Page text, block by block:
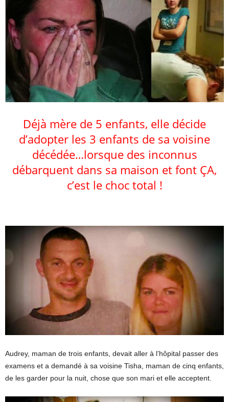
Déjà mère de 5 enfants, elle décide
d’adopter les 3 enfants de sa voisine
décédée…lorsque des inconnus
débarquent dans sa maison et font ÇA,
c’est le choc total !
Audrey, maman de trois enfants, devait aller à l’hôpital passer des
examens et a demandé à sa voisine Tisha, maman de cinq enfants,
de les garder pour la nuit, chose que son mari et elle acceptent.